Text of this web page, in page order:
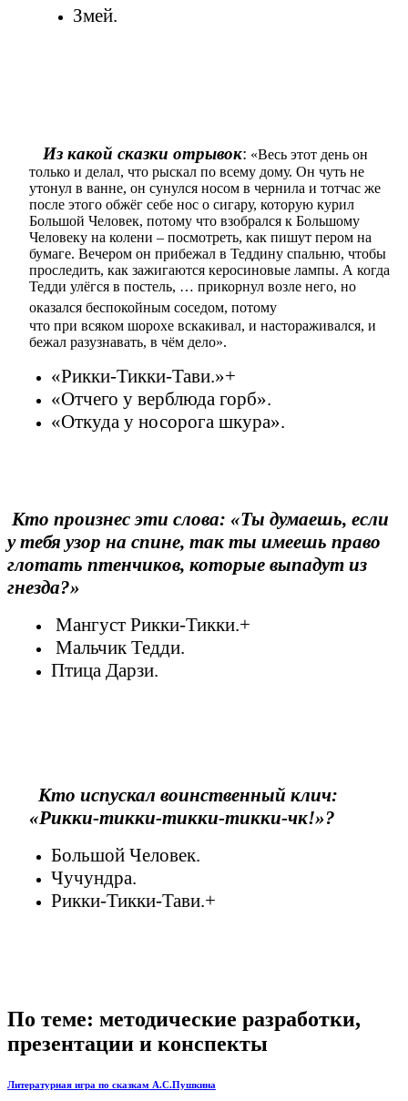
Змей.
Из какой сказки отрывок: «Весь этот день он
только и делал, что рыскал по всему дому. Он чуть не
утонул в ванне, он сунулся носом в чернила и тотчас же
после этого обжёг себе нос о сигару, которую курил
Большой Человек, потому что взобрался к Большому
Человеку на колени – посмотреть, как пишут пером на
бумаге. Вечером он прибежал в Теддину спальню, чтобы
проследить, как зажигаются керосиновые лампы. А когда
Тедди улёгся в постель, … прикорнул возле него, но
оказался беспокойным соседом, потому
что при всяком шорохе вскакивал, и настораживался, и
бежал разузнавать, в чём дело».
«Рикки-Тикки-Тави.»+
«Отчего у верблюда горб».
«Откуда у носорога шкура».
Кто произнес эти слова: «Ты думаешь, если
у тебя узор на спине, так ты имеешь право
глотать птенчиков, которые выпадут из
гнезда?»
Мангуст Рикки-Тикки.+
Мальчик Тедди.
Птица Дарзи.
Кто испускал воинственный клич:
«Рикки-тикки-тикки-тикки-чк!»?
Большой Человек.
Чучундра.
Рикки-Тикки-Тави.+
По теме: методические разработки,
презентации и конспекты
Литературная игра по сказкам А.С.Пушкина